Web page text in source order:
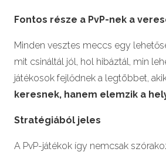
Fontos része a PvP-nek a
Minden vesztes meccs egy
mit csináltál jól, hol hibáztál, min
játékosok fejlődnek a legtöbbet,
keresnek, hanem elemzik a
Stratégiából jeles
A PvP-játékok így nemcsak